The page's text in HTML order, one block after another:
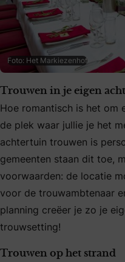
Foto: Het Markiezenhof
Trouwen in je eigen
Hoe romantisch is het om
de plek waar jullie je het
achtertuin trouwen is
gemeenten staan dit toe,
voorwaarden: de locatie
voor de trouwambtenaar
planning creëer je zo je
trouwsetting!
Trouwen op het strand